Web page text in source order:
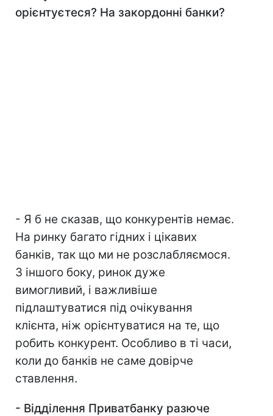
орієнтуєтеся? На закордонні банки?
- Я б не сказав, що конкурентів немає.
На ринку багато гідних і цікавих
банків, так що ми не розслабляємося.
З іншого боку, ринок дуже
вимогливий, і важливіше
підлаштуватися під очікування
клієнта, ніж орієнтуватися на те, що
робить конкурент. Особливо в ті часи,
коли до банків не саме довірче
ставлення.
- Відділення Приватбанку разюче